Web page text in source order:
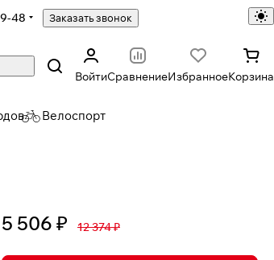
48 Заказать звонок
ВойтиСравнениеИзбранноеКорзина
Велоспорт
5 506 ₽ 12 374 ₽